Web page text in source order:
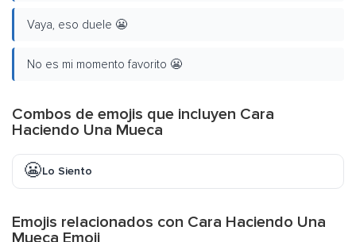
Vaya, eso duele 😬
No es mi momento favorito 😬
Combos de emojis que incluyen Cara
Haciendo Una Mueca
😬Lo Siento
Emojis relacionados con Cara Haciendo Una
Mueca Emoji